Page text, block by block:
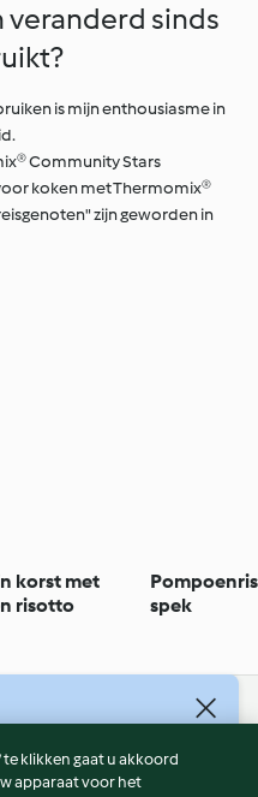
veranderd sinds
is mijn enthousiasme in
Community Stars
koken met Thermomix®
zijn geworden in
korst met
risotto
spek
te klikken gaat u akkoord
apparaat voor het